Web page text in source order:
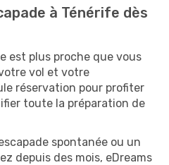
à Ténérife dès
est plus proche que vous
vol et votre
réservation pour profiter
toute la préparation de
spontanée ou un
depuis des mois, eDreams